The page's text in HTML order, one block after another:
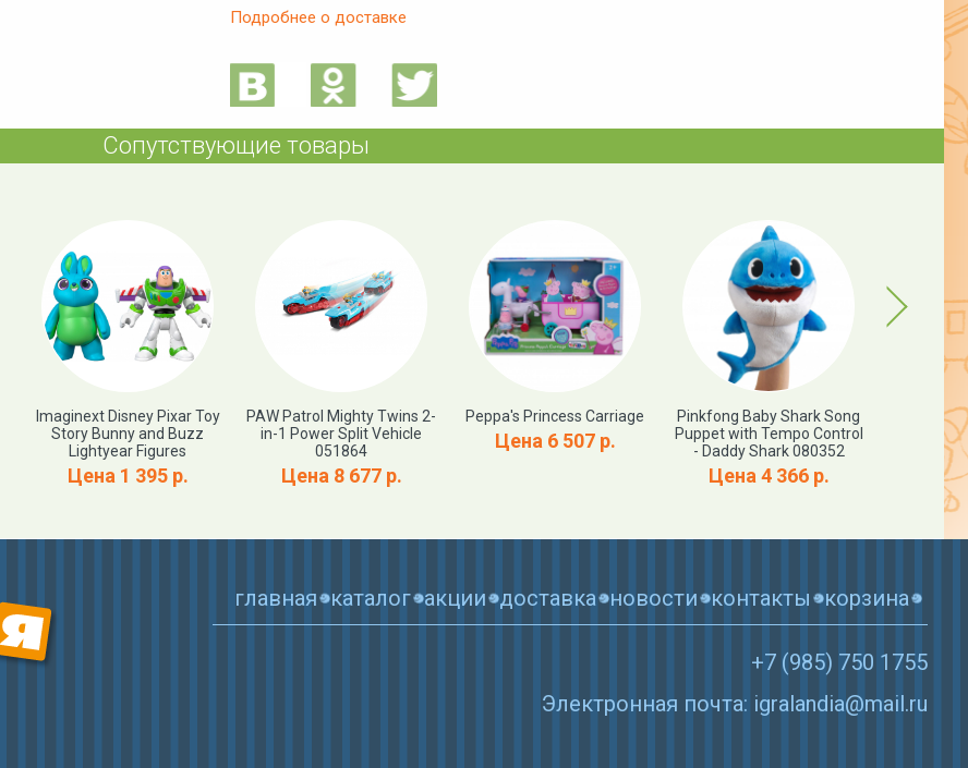
Подробнее о доставке
Сопутствующие товары
Imaginext Disney Pixar Toy
Story Bunny and Buzz
Lightyear Figures
Цена 1 395 р.
PAW Patrol Mighty Twins 2-
in-1 Power Split Vehicle
051864
Цена 8 677 р.
Peppa's Princess Carriage
Цена 6 507 р.
Pinkfong Baby Shark Song
Puppet with Tempo Control
- Daddy Shark 080352
Цена 4 366 р.
Little
Toy
Next
главная каталог акции доставка новости контакты корзина
+7 (985) 750 1755
Электронная почта: igralandia@mail.ru